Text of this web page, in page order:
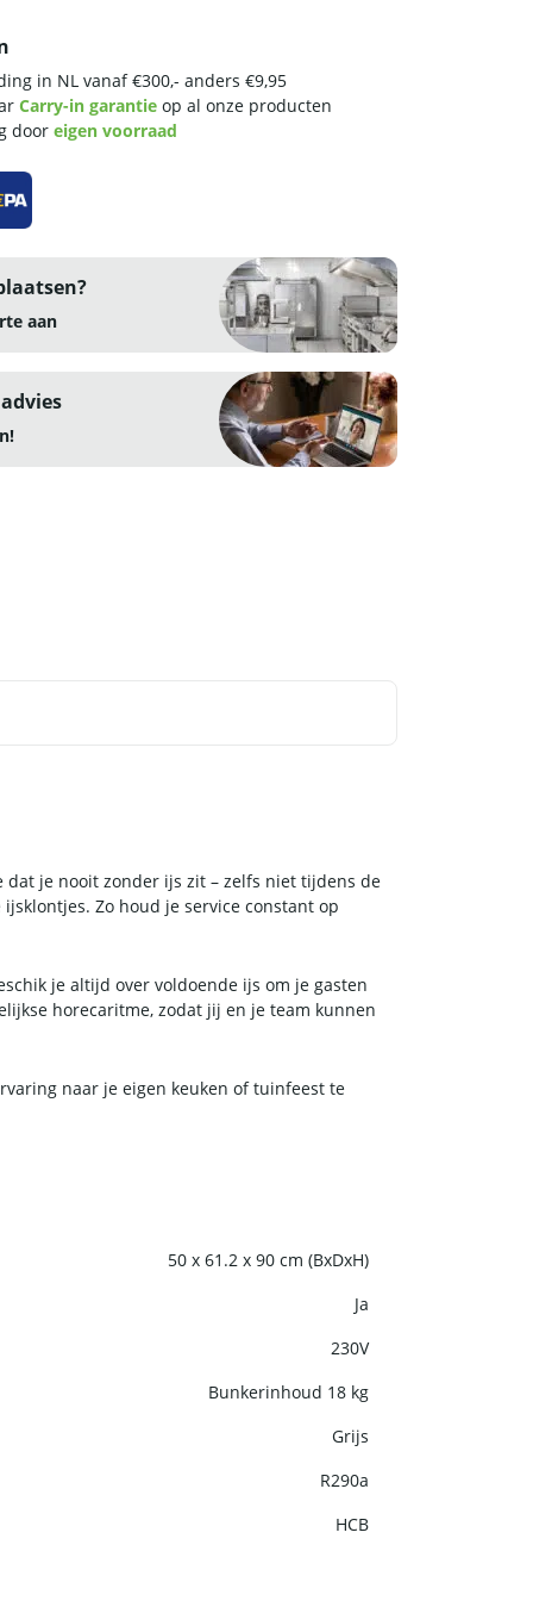
in NL vanaf €300,- anders €9,95
Carry-in garantie op al onze producten
door eigen voorraad
aan
je nooit zonder ijs zit – zelfs niet tijdens de
Zo houd je service constant op
je altijd over voldoende ijs om je gasten
horecaritme, zodat jij en je team kunnen
naar je eigen keuken of tuinfeest te
50 x 61.2 x 90 cm (BxDxH)
Ja
230V
Bunkerinhoud 18 kg
Grijs
R290a
HCB